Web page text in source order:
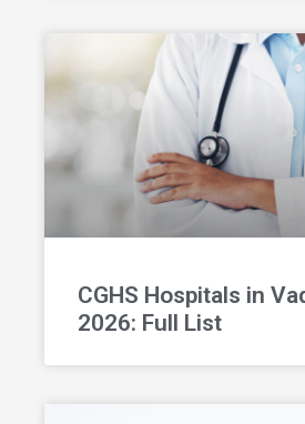
CGHS Hospitals in
2026: Full List